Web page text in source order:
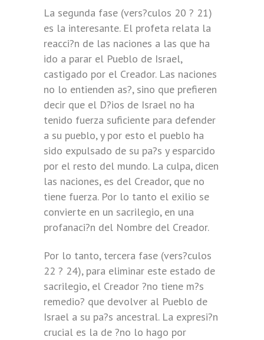
La segunda fase (vers?culos 20 ? 21)
es la interesante. El profeta relata la
reacci?n de las naciones a las que ha
ido a parar el Pueblo de Israel,
castigado por el Creador. Las naciones
no lo entienden as?, sino que prefieren
decir que el D?ios de Israel no ha
tenido fuerza suficiente para defender
a su pueblo, y por esto el pueblo ha
sido expulsado de su pa?s y esparcido
por el resto del mundo. La culpa, dicen
las naciones, es del Creador, que no
tiene fuerza. Por lo tanto el exilio se
convierte en un sacrilegio, en una
profanaci?n del Nombre del Creador.
Por lo tanto, tercera fase (vers?culos
22 ? 24), para eliminar este estado de
sacrilegio, el Creador ?no tiene m?s
remedio? que devolver al Pueblo de
Israel a su pa?s ancestral. La expresi?n
crucial es la de ?no lo hago por